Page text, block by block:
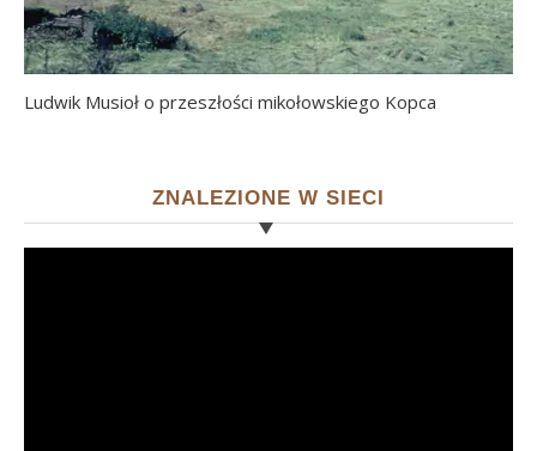
Ludwik Musioł o przeszłości mikołowskiego Kopca
ZNALEZIONE W SIECI